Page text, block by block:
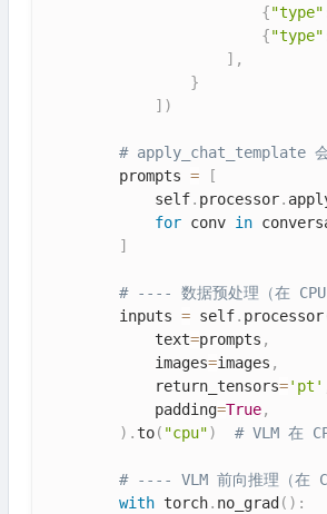
{"type"
{"type"
] ,
}
] )
# apply_chat_template 会
        prompts
=
[
            self
. processor.
for conv in
]
# ---- 数据预处理（在
        inputs
= self. processor
            text
=prompts ,
            images
=images ,
            return_tensors
='pt'
            padding
=True,
) . to( "cpu") # VLM 在
# ---- VLM 前向推理（在
with torch. no_grad ( ) :